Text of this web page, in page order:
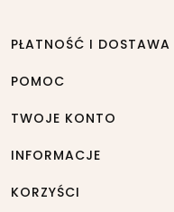
PŁATNOŚĆ I DOSTAWA
POMOC
TWOJE KONTO
INFORMACJE
KORZYŚCI